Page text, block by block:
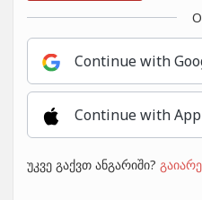
Continue with
Continue with
უკვე გაქვთ ანგარიში?